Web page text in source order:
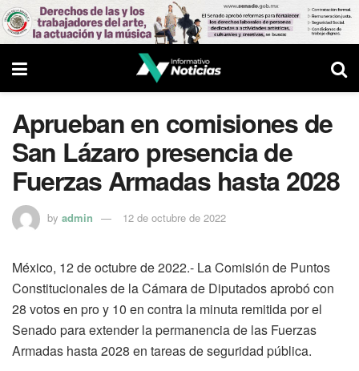
Aprueban en comisiones de
San Lázaro presencia de
Fuerzas Armadas hasta 2028
by admin 12 de octubre de 2022
México, 12 de octubre de 2022.- La Comisión de Puntos
Constitucionales de la Cámara de Diputados aprobó con
28 votos en pro y 10 en contra la minuta remitida por el
Senado para extender la permanencia de las Fuerzas
Armadas hasta 2028 en tareas de seguridad pública.